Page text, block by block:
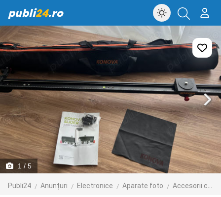
publi24.ro
1 / 5
Publi24 Anunțuri Electronice Aparate foto Accesorii camere foto